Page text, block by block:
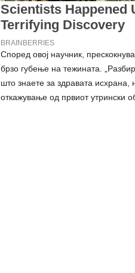
Според овој научник,
брзо губење на тежината.
што знаете за здравата
откажување од првиот утрински